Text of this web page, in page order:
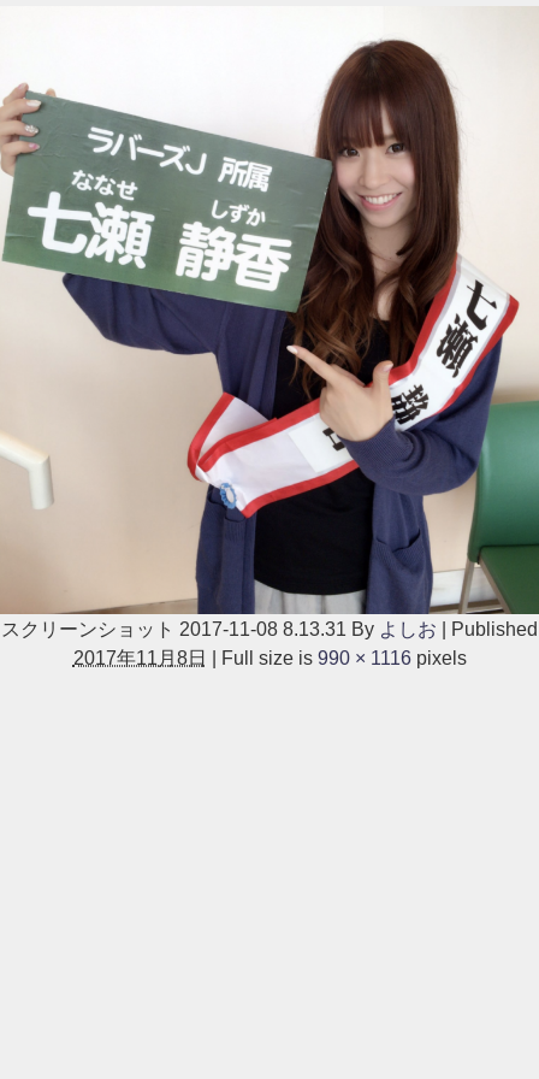
スクリーンショット 2017-11-08 8.13.31 By よしお
Published
2017年11月8日
Full size is 990 × 1116pixels